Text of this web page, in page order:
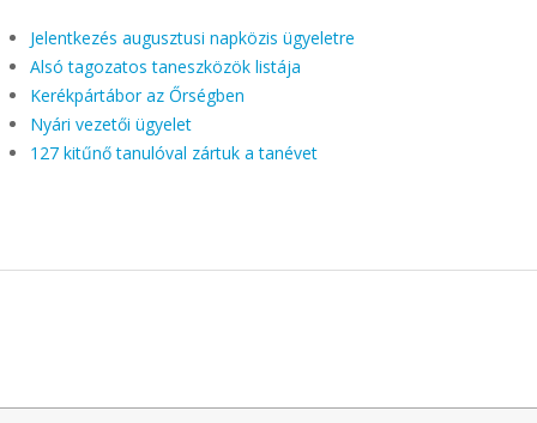
Jelentkezés augusztusi napközis ügyeletre
Alsó tagozatos taneszközök listája
Kerékpártábor az Őrségben
Nyári vezetői ügyelet
127 kitűnő tanulóval zártuk a tanévet